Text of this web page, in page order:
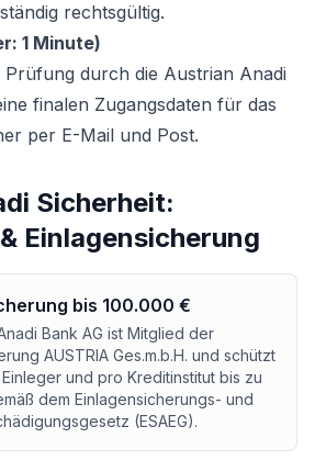
rechtsgültig.
1 Minute)
durch die Austrian Anadi
finalen Zugangsdaten für das
per E-Mail und Post.
Sicherheit:
Einlagensicherung
bis 100.000 €
Bank AG ist Mitglied der
AUSTRIA Ges.m.b.H. und schützt
und pro Kreditinstitut bis zu
dem Einlagensicherungs- und
(ESAEG).